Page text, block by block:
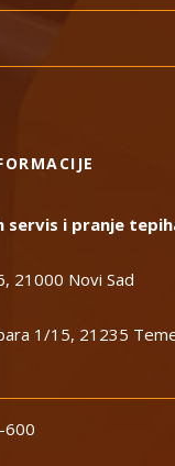
servis i pranje
21000 Novi Sad
1/15, 21235